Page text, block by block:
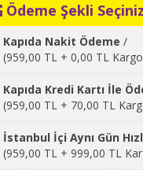
Ödeme Şekli
Kapıda Nakit Ödeme /
(959,00 TL + 0,00 TL
Kapıda Kredi Kartı İle
(959,00 TL + 70,00 TL
İstanbul İçi Aynı Gün
(959,00 TL + 999,00 TL